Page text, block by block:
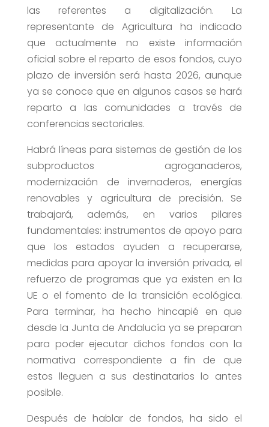
las referentes a digitalización. La
representante de Agricultura ha indicado
que actualmente no existe información
oficial sobre el reparto de esos fondos, cuyo
plazo de inversión será hasta 2026, aunque
ya se conoce que en algunos casos se hará
reparto a las comunidades a través de
conferencias sectoriales.
Habrá líneas para sistemas de gestión de los
subproductos agroganaderos,
modernización de invernaderos, energías
renovables y agricultura de precisión. Se
trabajará, además, en varios pilares
fundamentales: instrumentos de apoyo para
que los estados ayuden a recuperarse,
medidas para apoyar la inversión privada, el
refuerzo de programas que ya existen en la
UE o el fomento de la transición ecológica.
Para terminar, ha hecho hincapié en que
desde la Junta de Andalucía ya se preparan
para poder ejecutar dichos fondos con la
normativa correspondiente a fin de que
estos lleguen a sus destinatarios lo antes
posible.
Después de hablar de fondos, ha sido el